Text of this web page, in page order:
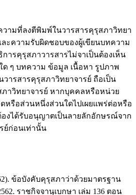
ามที่ลงตีพิมพ์ในวารสารคุรุสภาวิทยา
ะความรับผิดชอบของผู้เขียนบทความ
ารคุรุสภาวารสารไม่จาเป็นต้องเห็น
ด ๆ บทความ ข้อมูล เนื้อหา รูปภาพ
ารสารคุรุสภาวิทยาจารย์ ถือเป็น
าวิทยาจารย์ หากบุคคลหรือหน่วย
หรือส่วนหนึ่งส่วนใดไปเผยแพร่ต่อหรือ
องได้รับอนุญาตเป็นลายลักอักษรณ์จาก
ย์ก่อนเท่านั้น
ข้อบังคับคุรุสภาว่าด้วยมาตรฐาน
ราชกิจจานุเบกษา เล่ม 136 ตอน